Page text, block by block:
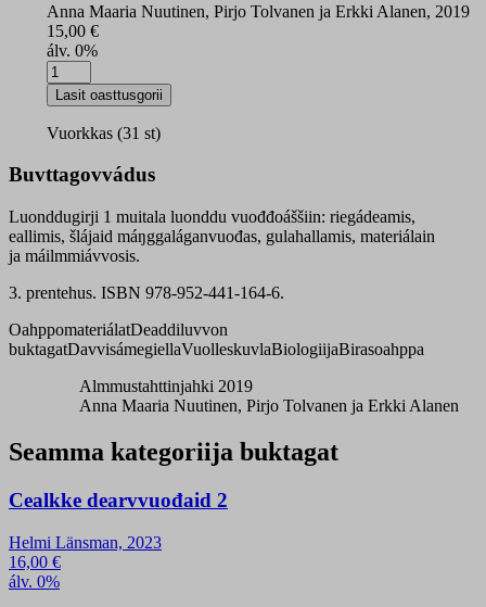
Anna Maaria Nuutinen, Pirjo Tolvanen ja Erkki Alanen, 2019
15,00 €
álv. 0%
Luonddugirji
1
oahppogirji
quantity
Lasit oasttusgorii
Vuorkkas (31 st)
Buvttagovvádus
Luonddugirji 1 muitala luonddu vuođđoáššiin: riegádeamis,
eallimis, šlájaid máŋggaláganvuođas, gulahallamis, materiálain
ja máilmmiávvosis.
3. prentehus. ISBN 978-952-441-164-6.
OahppomateriálatDeaddiluvvon
buktagatDavvisámegiellaVuolleskuvlaBiologiijaBirasoahppa
Almmustahttinjahki 2019
Anna Maaria Nuutinen, Pirjo Tolvanen ja Erkki Alanen
Seamma kategoriija buktagat
Cealkke dearvvuođaid 2
Helmi Länsman, 2023
16,00 €
álv. 0%